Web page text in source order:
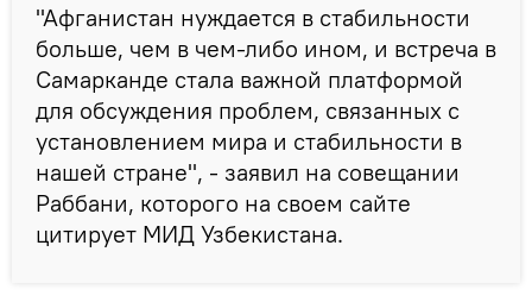
"Афганистан нуждается в стабильности
больше, чем в чем-либо ином, и встреча в
Самарканде стала важной платформой
для обсуждения проблем, связанных с
установлением мира и стабильности в
нашей стране", - заявил на совещании
Раббани, которого на своем сайте
цитирует МИД Узбекистана.